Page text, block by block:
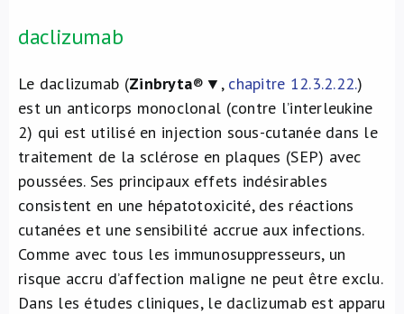
daclizumab
Le daclizumab (Zinbryta®▼, chapitre 12.3.2.22.)
est un anticorps monoclonal (contre l’interleukine
2) qui est utilisé en injection sous-cutanée dans le
traitement de la sclérose en plaques (SEP) avec
poussées. Ses principaux effets indésirables
consistent en une hépatotoxicité, des réactions
cutanées et une sensibilité accrue aux infections.
Comme avec tous les immunosuppresseurs, un
risque accru d’affection maligne ne peut être exclu.
Dans les études cliniques, le daclizumab est apparu